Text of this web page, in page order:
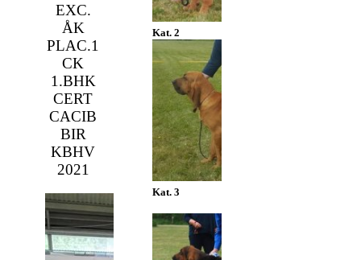
EXC.
ÅK
PLAC.1
CK
1.BHK
CERT
CACIB
BIR
KBHV
2021
Kat. 2
Kat. 3